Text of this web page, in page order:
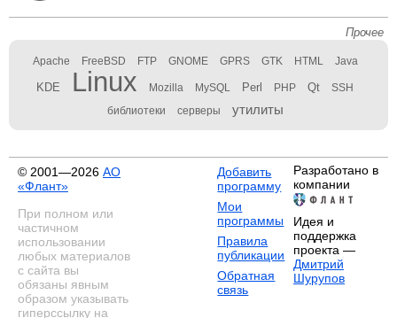
Прочее
Apache FreeBSD FTP GNOME GPRS GTK HTML Java
KDE Linux Mozilla MySQL Perl PHP Qt SSH
библиотеки серверы утилиты
© 2001—2026 АО
«Флант»
При полном или
частичном
использовании
любых материалов
с сайта вы
обязаны явным
образом указывать
гиперссылку на
Добавить
программу
Мои
программы
Правила
публикации
Обратная
связь
Разработано в
компании
Идея и
поддержка
проекта —
Дмитрий
Шурупов